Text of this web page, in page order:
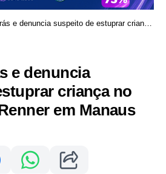
e denuncia suspeito de estuprar criança
e denuncia
criança no
em Manaus